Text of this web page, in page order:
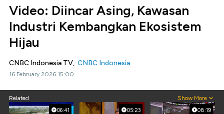
Video: Diincar Asing, Kawasan
Industri Kembangkan Ekosistem
Hijau
CNBC Indonesia TV, CNBC Indonesia
16 February 2026 15:00
Related Show More
06:41 05:23 08:19